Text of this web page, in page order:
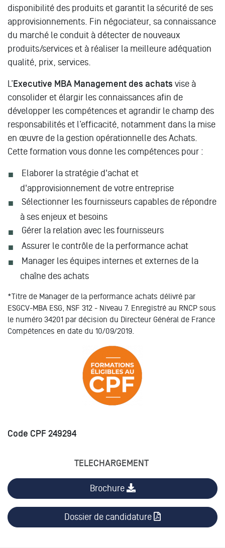
disponibilité des produits et garantit la sécurité de ses
approvisionnements. Fin négociateur, sa connaissance
du marché le conduit à détecter de nouveaux
produits/services et à réaliser la meilleure adéquation
qualité, prix, services.
L’Executive MBA Management des achats vise à
consolider et élargir les connaissances afin de
développer les compétences et agrandir le champ des
responsabilités et l’efficacité, notamment dans la mise
en œuvre de la gestion opérationnelle des Achats.
Cette formation vous donne les compétences pour :
Elaborer la stratégie d'achat et
d'approvisionnement de votre entreprise
Sélectionner les fournisseurs capables de répondre
à ses enjeux et besoins
Gérer la relation avec les fournisseurs
Assurer le contrôle de la performance achat
Manager les équipes internes et externes de la
chaîne des achats
*Titre de Manager de la performance achats délivré par
ESGCV-MBA ESG, NSF 312 - Niveau 7. Enregistré au RNCP sous
le numéro 34201 par décision du Directeur Général de France
Compétences en date du 10/09/2019.
Code CPF 249294
TELECHARGEMENT
Brochure
Dossier de candidature